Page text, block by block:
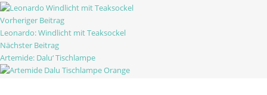
Vorheriger Beitrag
Leonardo: Windlicht mit Teaksockel
Nächster Beitrag
Artemide: Dalu‘ Tischlampe